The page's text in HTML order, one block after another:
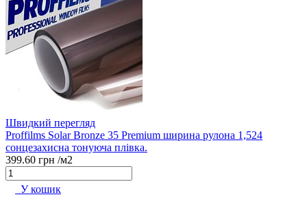
Швидкий перегляд
Proffilms Solar Bronze 35 Premium ширина рулона 1,524
сонцезахисна тонуюча плівка.
399.60 грн /м2
У кошик